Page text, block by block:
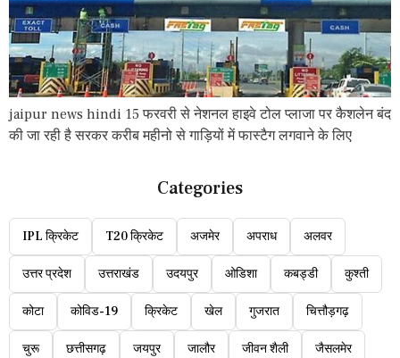
jaipur news hindi 15 फरवरी से नेशनल हाइवे टोल प्लाजा पर कैशलेन बंद
की जा रही है सरकर करीब महीनो से गाड़ियों में फास्टैग लगवाने के लिए
Categories
IPL क्रिकेट T20 क्रिकेट अजमेर अपराध अलवर
उत्तर प्रदेश उत्तराखंड उदयपुर ओडिशा कबड्डी कुश्ती
कोटा कोविड-19 क्रिकेट खेल गुजरात चित्तौड़गढ़
चुरू छत्तीसगढ़ जयपुर जालौर जीवन शैली जैसलमेर